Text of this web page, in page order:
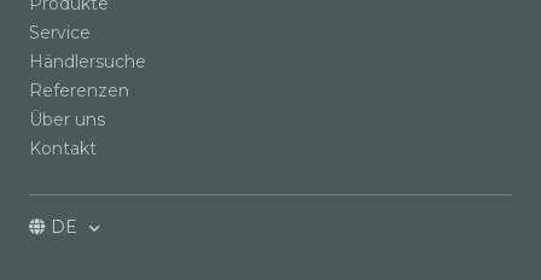
Service
Händlersuche
Referenzen
Über uns
Kontakt
DE